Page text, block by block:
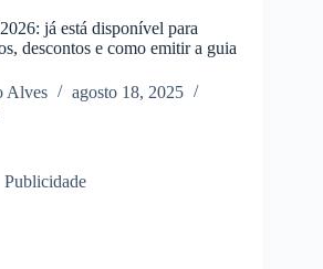
já está disponível para
descontos e como emitir a guia
Alves
agosto 18, 2025
Publicidade